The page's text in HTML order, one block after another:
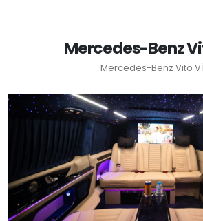
Mercedes-Benz
Mercedes-Benz Vito